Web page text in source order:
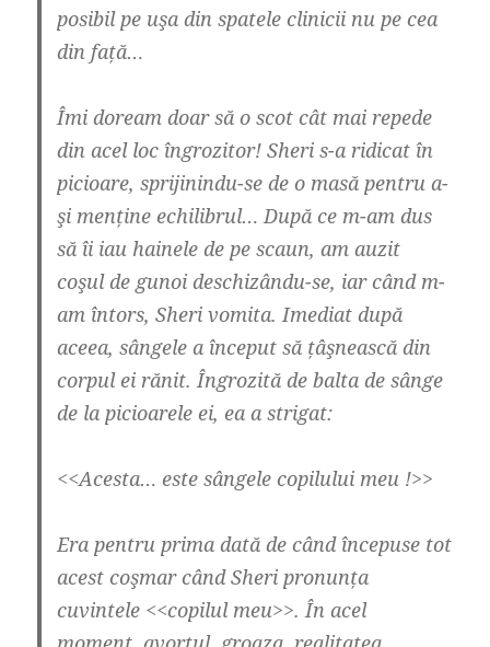
posibil pe uşa din spatele clinicii nu pe cea
din față…
Îmi doream doar să o scot cât mai repede
din acel loc îngrozitor! Sheri s-a ridicat în
picioare, sprijinindu-se de o masă pentru a-
şi menține echilibrul… După ce m-am dus
să îi iau hainele de pe scaun, am auzit
coşul de gunoi deschizându-se, iar când m-
am întors, Sheri vomita. Imediat după
aceea, sângele a început să țâşnească din
corpul ei rănit. Îngrozită de balta de sânge
de la picioarele ei, ea a strigat:
<<Acesta… este sângele copilului meu !>>
Era pentru prima dată de când începuse tot
acest coşmar când Sheri pronunța
cuvintele <<copilul meu>>. În acel